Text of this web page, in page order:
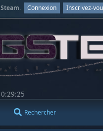
. Connexion Inscrivez-
Rechercher